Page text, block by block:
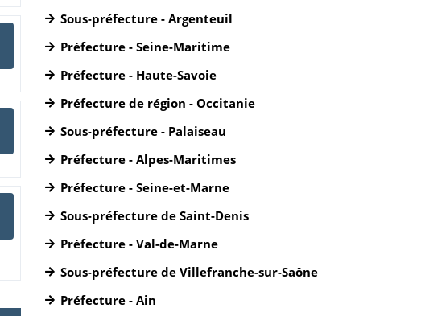
Sous-préfecture - Argenteuil
Préfecture - Seine-Maritime
Préfecture - Haute-Savoie
Préfecture de région - Occitanie
Sous-préfecture - Palaiseau
Préfecture - Alpes-Maritimes
Préfecture - Seine-et-Marne
Sous-préfecture de Saint-Denis
Préfecture - Val-de-Marne
Sous-préfecture de Villefranche-sur-Saône
Préfecture - Ain